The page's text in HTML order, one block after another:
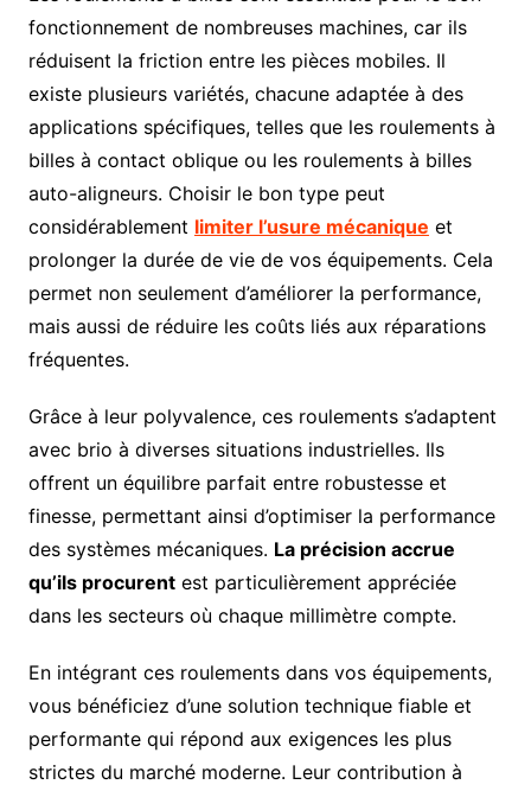
fonctionnement de nombreuses machines, car ils
réduisent la friction entre les pièces mobiles. Il
existe plusieurs variétés, chacune adaptée à des
applications spécifiques, telles que les roulements à
billes à contact oblique ou les roulements à billes
auto-aligneurs. Choisir le bon type peut
considérablement limiter l’usure mécanique et
prolonger la durée de vie de vos équipements. Cela
permet non seulement d’améliorer la performance,
mais aussi de réduire les coûts liés aux réparations
fréquentes.
Grâce à leur polyvalence, ces roulements s’adaptent
avec brio à diverses situations industrielles. Ils
offrent un équilibre parfait entre robustesse et
finesse, permettant ainsi d’optimiser la performance
des systèmes mécaniques. La précision accrue
qu’ils procurentest particulièrement appréciée
dans les secteurs où chaque millimètre compte.
En intégrant ces roulements dans vos équipements,
vous bénéficiez d’une solution technique fiable et
performante qui répond aux exigences les plus
strictes du marché moderne. Leur contribution à